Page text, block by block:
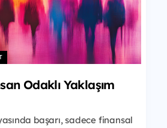
Odaklı Yaklaşım
başarı, sadece finansal